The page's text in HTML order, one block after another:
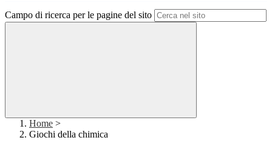
Campo di ricerca per le pagine del sito
Home >
Giochi della chimica